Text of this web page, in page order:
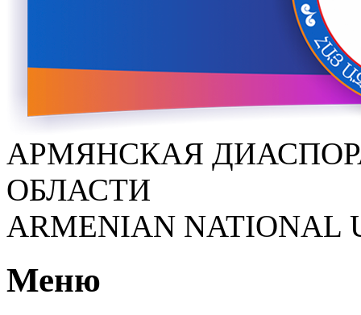
АРМЯНСКАЯ
ОБЛАСТИ
ARMENIAN NATIONAL
Меню